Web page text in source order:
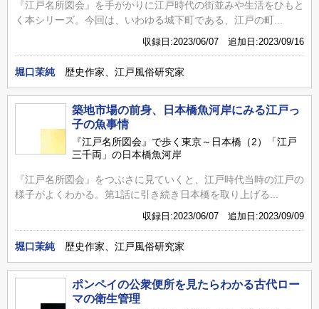
『江戸名所図会』を手がかりに江戸時代の街並みや生活をひもと
く本シリーズ。今回は、いわゆる城下町である、江戸の町...
収録日:2023/06/07 追加日:2023/09/16
堀口茉純 歴史作家、江戸風俗研究家
築地市場の前身、日本橋魚河岸にみる江戸っ
子の魚事情
『江戸名所図会』で歩く東京～日本橋（2）「江戸
三千両」の日本橋魚河岸
『江戸名所図会』をつぶさに見ていくと、江戸時代当時の江戸の
様子がよくわかる。第1話に引き続き日本橋を取り上げる...
収録日:2023/06/07 追加日:2023/09/09
堀口茉純 歴史作家、江戸風俗研究家
ポンペイの公衆便所を見たらわかる古代ロー
マの衛生管理